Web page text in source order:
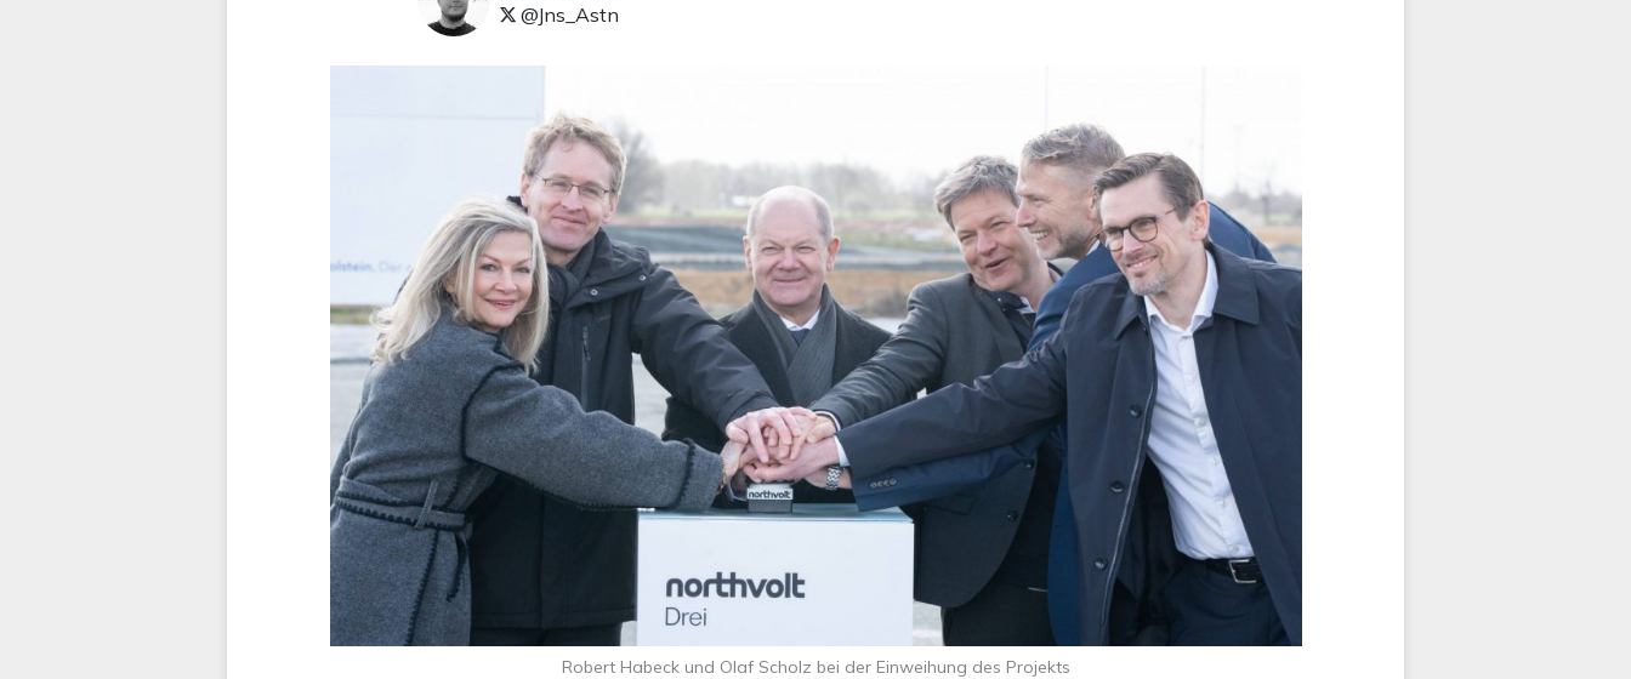
@Jns_Astn
Robert Habeck und Olaf Scholz bei der Einweihung des Projekts